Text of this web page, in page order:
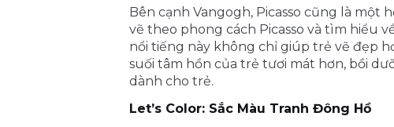
Bên cạnh Vangogh, Picasso cũng là một
vẽ theo phong cách Picasso và tìm hiểu
nổi tiếng này không chỉ giúp trẻ vẽ đẹp
suối tâm hồn của trẻ tươi mát hơn, bồi
dành cho trẻ.
Let’s Color: Sắc Màu Tranh Đông Hồ